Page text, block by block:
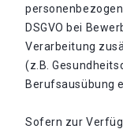
DSGVO bei
Verarbeitung
(z.B.
Berufsausübung
Sofern zur